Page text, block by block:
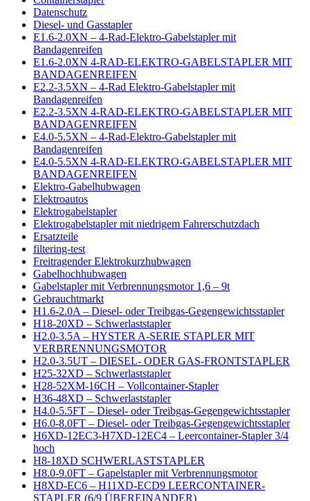
Datenschutz
Diesel- und Gasstapler
E1.6-2.0XN – 4-Rad-Elektro-Gabelstapler mit
Bandagenreifen
E1.6-2.0XN 4-RAD-ELEKTRO-GABELSTAPLER MIT
BANDAGENREIFEN
E2.2-3.5XN – 4-Rad Elektro-Gabelstapler mit
Bandagenreifen
E2.2-3.5XN 4-RAD-ELEKTRO-GABELSTAPLER MIT
BANDAGENREIFEN
E4.0-5.5XN – 4-Rad-Elektro-Gabelstapler mit
Bandagenreifen
E4.0-5.5XN 4-RAD-ELEKTRO-GABELSTAPLER MIT
BANDAGENREIFEN
Elektro-Gabelhubwagen
Elektroautos
Elektrogabelstapler
Elektrogabelstapler mit niedrigem Fahrerschutzdach
Ersatzteile
filtering-test
Freitragender Elektrokurzhubwagen
Gabelhochhubwagen
Gabelstapler mit Verbrennungsmotor 1,6 – 9t
Gebrauchtmarkt
H1.6-2.0A – Diesel- oder Treibgas-Gegengewichtsstapler
H18-20XD – Schwerlaststapler
H2.0-3.5A – HYSTER A-SERIE STAPLER MIT
VERBRENNUNGSMOTOR
H2.0-3.5UT – DIESEL- ODER GAS-FRONTSTAPLER
H25-32XD – Schwerlaststapler
H28-52XM-16CH – Vollcontainer-Stapler
H36-48XD – Schwerlaststapler
H4.0-5.5FT – Diesel- oder Treibgas-Gegengewichtsstapler
H6.0-8.0FT – Diesel- oder Treibgas-Gegengewichtsstapler
H6XD-12EC3-H7XD-12EC4 – Leercontainer-Stapler 3/4
hoch
H8-18XD SCHWERLASTSTAPLER
H8.0-9.0FT – Gapelstapler mit Verbrennungsmotor
H8XD-EC6 – H11XD-ECD9 LEERCONTAINER-
STAPLER (6/9 ÜBEREINANDER)